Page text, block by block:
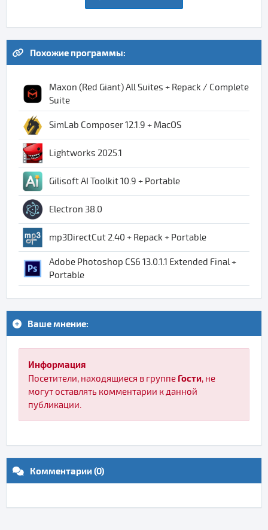
Похожие программы:
Maxon (Red Giant) All Suites + Repack / Complete
Suite
SimLab Composer 12.1.9 + MacOS
Lightworks 2025.1
Gilisoft AI Toolkit 10.9 + Portable
Electron 38.0
mp3DirectCut 2.40 + Repack + Portable
Adobe Photoshop CS6 13.0.1.1 Extended Final +
Portable
Ваше мнение:
Информация
Посетители, находящиеся в группе Гости, не
могут оставлять комментарии к данной
публикации.
Комментарии (0)